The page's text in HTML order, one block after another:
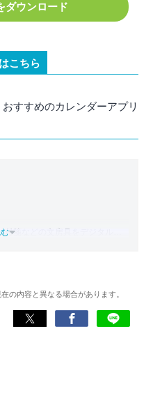
ダウンロード
こちら
おすすめのカレンダーアプリ
付箋などの文房具をデジタル化
専門家として監修・ライター業
など700以上。
の内容と異なる場合があります。